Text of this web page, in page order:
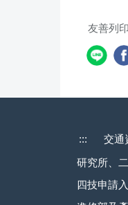
友善列印
::: 交通
研究所、
四技申請